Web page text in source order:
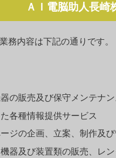
ＡＩ電脳助人長崎
務内容は下記の通りです。
の販売及び保守メンテナ
各種情報提供サービス
ジの企画、立案、制作及
器及び装置類の販売、レ